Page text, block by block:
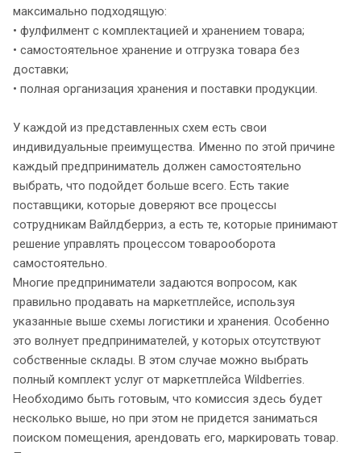
максимально подходящую:
• фулфилмент с комплектацией и хранением товара;
• самостоятельное хранение и отгрузка товара без
доставки;
• полная организация хранения и поставки продукции.
У каждой из представленных схем есть свои
индивидуальные преимущества. Именно по этой причине
каждый предприниматель должен самостоятельно
выбрать, что подойдет больше всего. Есть такие
поставщики, которые доверяют все процессы
сотрудникам Вайлдберриз, а есть те, которые принимают
решение управлять процессом товарооборота
самостоятельно.
Многие предприниматели задаются вопросом, как
правильно продавать на маркетплейсе, используя
указанные выше схемы логистики и хранения. Особенно
это волнует предпринимателей, у которых отсутствуют
собственные склады. В этом случае можно выбрать
полный комплект услуг от маркетплейса Wildberries.
Необходимо быть готовым, что комиссия здесь будет
несколько выше, но при этом не придется заниматься
поиском помещения, арендовать его, маркировать товар.